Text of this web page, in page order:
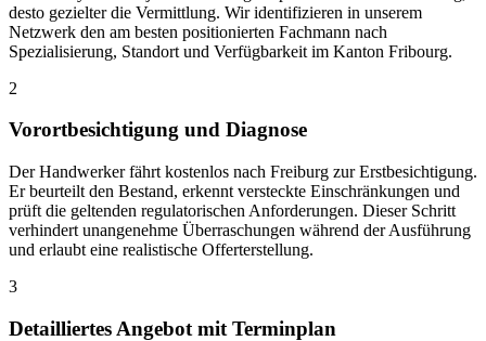
desto gezielter die Vermittlung. Wir identifizieren in unserem
Netzwerk den am besten positionierten Fachmann nach
Spezialisierung, Standort und Verfügbarkeit im Kanton Fribourg.
2
Vorortbesichtigung und Diagnose
Der Handwerker fährt kostenlos nach Freiburg zur Erstbesichtigung.
Er beurteilt den Bestand, erkennt versteckte Einschränkungen und
prüft die geltenden regulatorischen Anforderungen. Dieser Schritt
verhindert unangenehme Überraschungen während der Ausführung
und erlaubt eine realistische Offerterstellung.
3
Detailliertes Angebot mit Terminplan